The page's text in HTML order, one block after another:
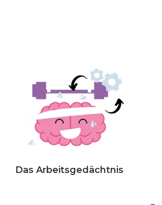
Das Arbeitsgedächtnis